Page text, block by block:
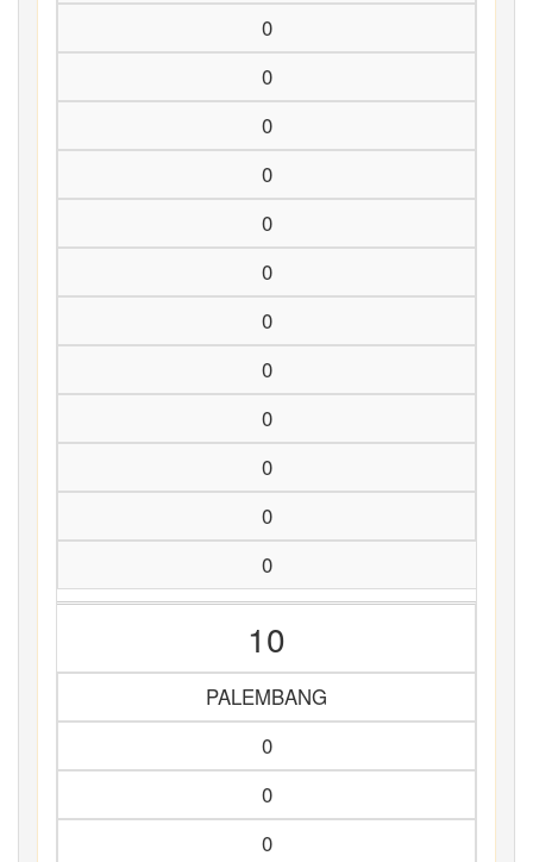
0
0
0
0
0
0
0
0
0
0
0
0
10
PALEMBANG
0
0
0